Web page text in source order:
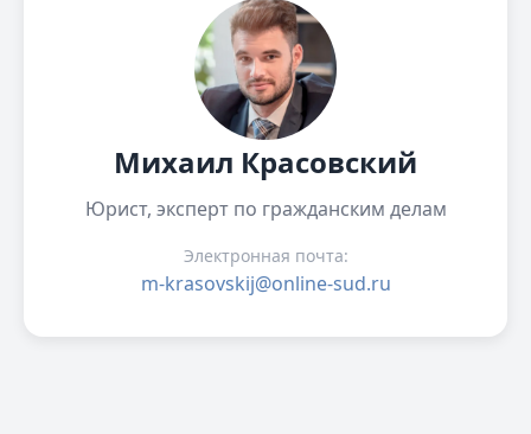
Михаил Красовский
Юрист, эксперт по гражданским делам
Электронная почта:
m-krasovskij@online-sud.ru